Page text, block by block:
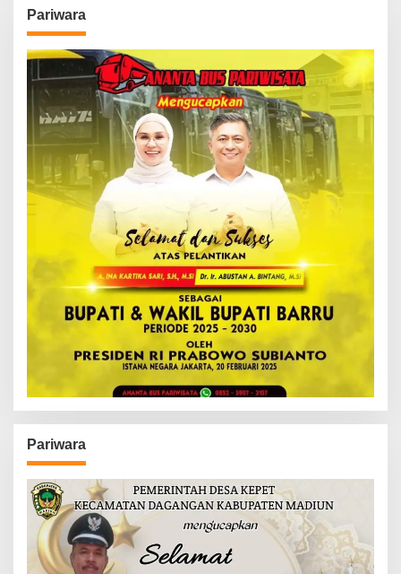
Pariwara
Pariwara